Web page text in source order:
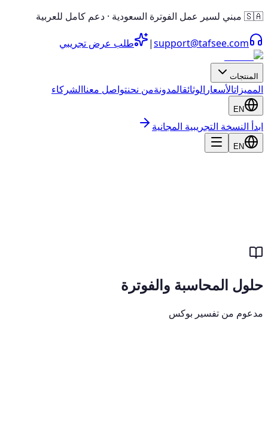
🇸🇦 مبني لسير عمل الفوترة السعودية · دعم كامل للعربية
support@tafsee.com
| طلب عرض تجريبي
المنتجات
المميزاتالأسعار الوثائقالمدونةمن نحنتواصل معناالشركاء
EN
ابدأ النسخة التجريبية المجانية
EN
حلول المحاسبة والفوترة
مدعوم من تفسير بوكس